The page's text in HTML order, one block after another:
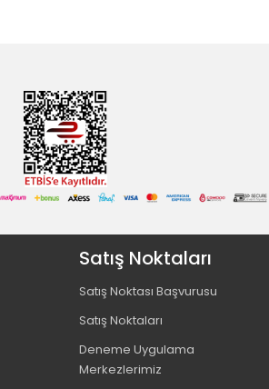
Satış Noktaları
Satış Noktası Başvurusu
Satış Noktaları
Deneme Uygulama
Merkezlerimiz